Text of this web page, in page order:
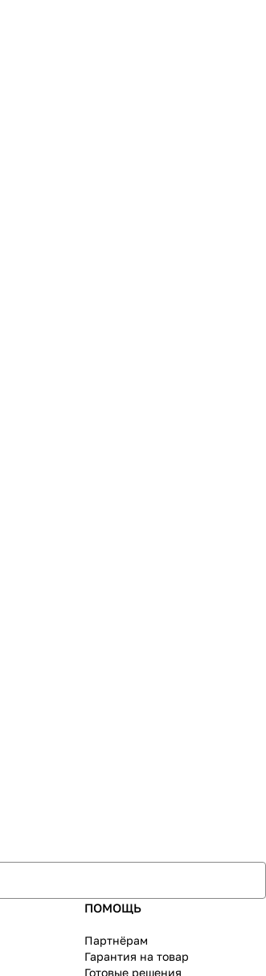
ПОМОЩЬ
Партнёрам
Гарантия на товар
Готовые решения